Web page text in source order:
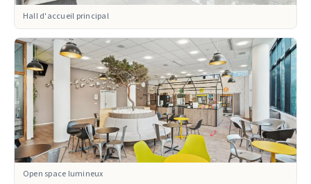
Hall d'accueil principal
Open space lumineux